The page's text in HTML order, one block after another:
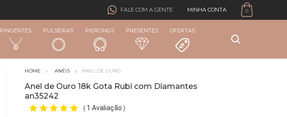
FALE COM A GENTE MINHA CONTA 0
PINGENTES PULSEIRAS PIERCINGS PRESENTES OFERTAS
ANÉIS ANEL DE OURO
Anel de Ouro 18k Gota Rubi com Diamantes
an35242
( 1 Avaliação )